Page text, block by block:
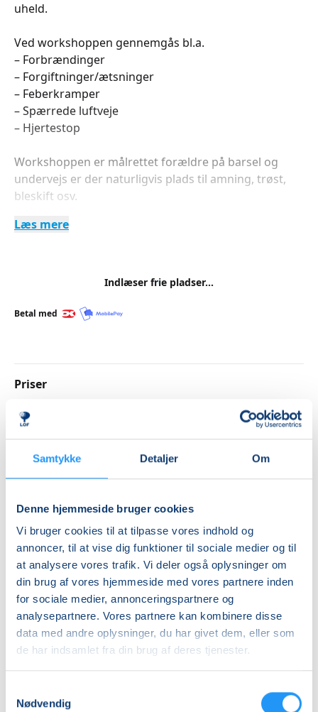
Samtykke Detaljer Om
Denne hjemmeside bruger cookies
Vi bruger cookies til at tilpasse vores indhold og
annoncer, til at vise dig funktioner til sociale medier og til
at analysere vores trafik. Vi deler også oplysninger om
din brug af vores hjemmeside med vores partnere inden
for sociale medier, annonceringspartnere og
analysepartnere. Vores partnere kan kombinere disse
data med andre oplysninger, du har givet dem, eller som
de har indsamlet fra din brug af deres tjenester.
Nødvendig
uheld.
Ved workshoppen gennemgås bl.a.
– Forbrændinger
– Forgiftninger/ætsninger
– Feberkramper
– Spærrede luftveje
– Hjertestop
Workshoppen er målrettet forældre på barsel og
undervejs er der naturligvis plads til amning, trøst,
bleskift osv.
Gravide samt bedsteforældre og andre interesserede
For at få bedst muligt udbytte er der et begrænset
Læs mere
Indlæser frie pladser...
Betal med
Priser
Almen
DKK 395,00
Ledig-KBH
DKK 372,00
Ledig-FRB
DKK 375,00
Studerende-KBH
DKK 372,00
Studerende-FRB
DKK 375,00
Unge (18-25 år)-KBH
Info